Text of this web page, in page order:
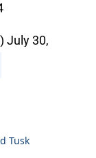
July 30,
Tusk